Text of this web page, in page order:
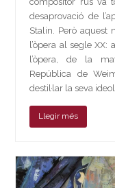
desaprovació de
Stalin. Però aquest
l’òpera al segle
l’òpera, de la
República de
destil·lar la seva
Llegir més